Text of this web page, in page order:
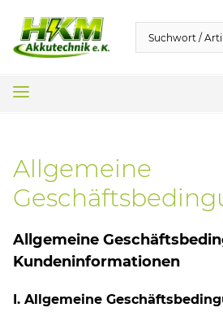
Allgemeine
Allgemeine
Kundeninformationen
I. Allgemeine